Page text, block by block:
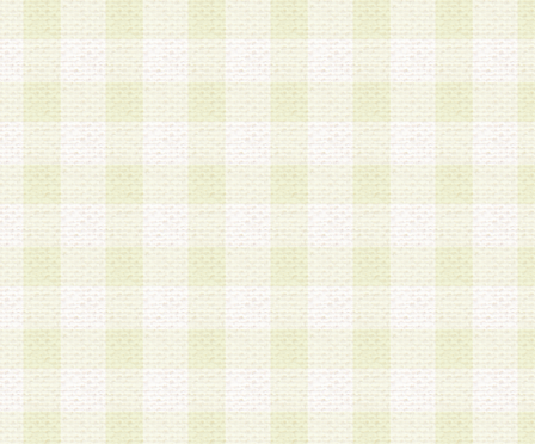
者については、登録時に 当社が別途定める方法
権者による承認手続きを行うものとします。
第3条 会員の登録方法
1.会員登録手続きは、会員登録希望者本人が行う
る登録は一切認められないものとします。
2.会員登録希望者は、本規約に同意の後、当社指
画 面」において、当社が指定する必要事項を入
を行うものとします。当社は、会員登録を承認し
会員として本サービスを 受けるためのログイン
を付与します。
3.会員は、会員登録の際に申告する登録情報の全
いかなる虚偽の申告をも行ってはならないものと